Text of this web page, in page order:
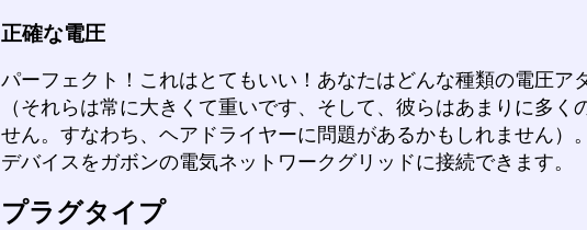
正確な電圧
パーフェクト！これはとてもいい！あなたはどんな種類の電圧ア
（それらは常に大きくて重いです、そして、彼らはあまりに多く
せん。すなわち、ヘアドライヤーに問題があるかもしれません）
デバイスをガボンの電気ネットワークグリッドに接続できます。
プラグタイプ